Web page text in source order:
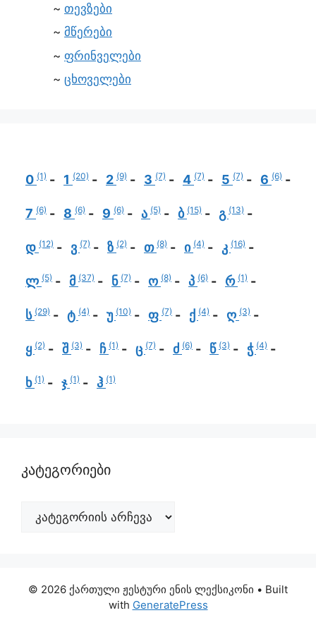
თევზები
მწერები
ფრინველები
ცხოველები
0 (1) 1 (20) 2 (9) 3 (7) 4 (7) 5 (7) 6 (6)
7 (6) 8 (6) 9 (6) ა (5) ბ (15) გ (13)
დ (12) ვ (7) ზ (2) თ (8) ი (4) კ (16)
ლ (5) მ (37) ნ (7) ო (8) პ (6) რ (1)
ს (29) ტ (4) უ (10) ფ (7) ქ (4) ღ (3)
ყ (2) შ (3) ჩ (1) ც (7) ძ (6) წ (3) ჭ (4)
ხ (1) ჯ (1) ჰ (1)
კატეგორიები
© 2026 ქართული ჟესტური ენის ლექსიკონი • Built
with GeneratePress